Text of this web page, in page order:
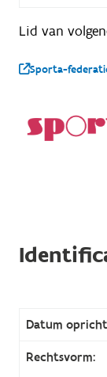
Lid van
Sporta-
Datum
Rechtsvorm: